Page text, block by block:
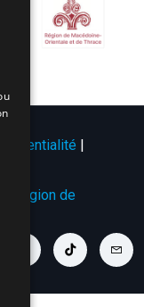
|
Région de
linkinstagram link
tiktok link